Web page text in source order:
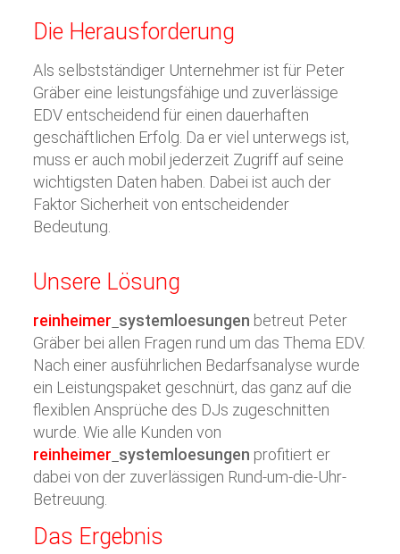
Die Herausforderung
Als selbstständiger Unternehmer ist für Peter
Gräber eine leistungsfähige und zuverlässige
EDV entscheidend für einen dauerhaften
geschäftlichen Erfolg. Da er viel unterwegs ist,
muss er auch mobil jederzeit Zugriff auf seine
wichtigsten Daten haben. Dabei ist auch der
Faktor Sicherheit von entscheidender
Bedeutung.
Unsere Lösung
reinheimer systemloesungen betreut Peter
Gräber bei allen Fragen rund um das Thema EDV.
Nach einer ausführlichen Bedarfsanalyse wurde
ein Leistungspaket geschnürt, das ganz auf die
flexiblen Ansprüche des DJs zugeschnitten
wurde. Wie alle Kunden von
reinheimer systemloesungen profitiert er
dabei von der zuverlässigen Rund-um-die-Uhr-
Betreuung.
Das Ergebnis